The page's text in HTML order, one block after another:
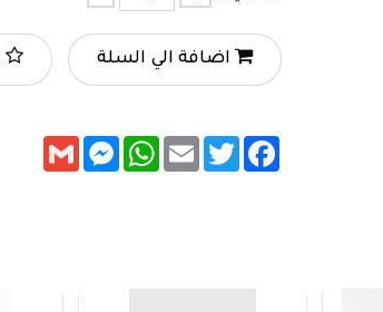
اضافة الي السلة
Facebook
Twitter
Email
WhatsApp
Messenger
Gmail